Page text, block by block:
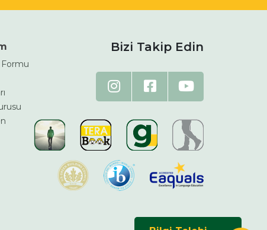
Bizi Takip Edin